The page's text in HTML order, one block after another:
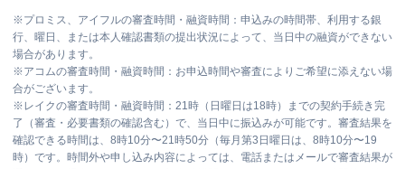
※プロミス、アイフルの審査時間・融資時間：申込みの時間帯、利用する銀
行、曜日、または本人確認書類の提出状況によって、当日中の融資ができない
場合があります。
※アコムの審査時間・融資時間：お申込時間や審査によりご希望に添えない場
合がございます。
※ レイクの審査時間・融資時間：21時（日曜日は18時）までの契約手続き完
了（審査・必要書類の確認含む）で、当日中に振込みが可能です。審査結果を
確認できる時間は、8時10分〜21時50分（毎月第3日曜日は、8時10分〜19
時）です。時間外や申し込み内容によっては、電話またはメールで審査結果が